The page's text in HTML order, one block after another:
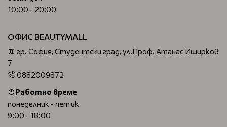
10:00 - 20:00
ОФИС BEAUTYMALL
гр. София, Студентски град, ул.Проф. Атанас Иширков
7
0882009872
Работно време
понеделник - петък
9:00 - 18:00